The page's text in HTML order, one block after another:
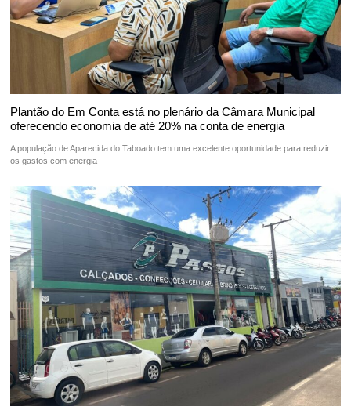
Plantão do Em Conta está no plenário da Câmara Municipal
oferecendo economia de até 20% na conta de energia
A população de Aparecida do Taboado tem uma excelente oportunidade para reduzir
os gastos com energia